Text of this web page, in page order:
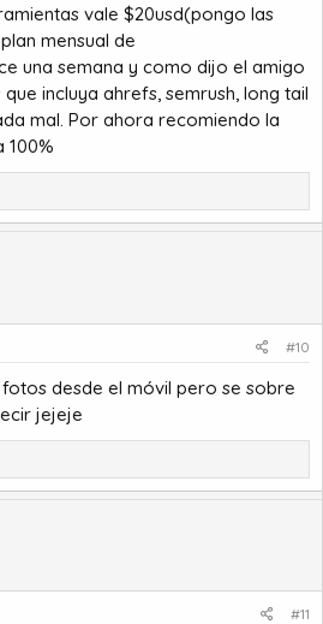
vale $20usd(pongo las
mensual de
una semana y como dijo el amigo
incluya ahrefs, semrush, long tail
mal. Por ahora recomiendo la
100%
#10
desde el móvil pero se sobre
jejeje
#11